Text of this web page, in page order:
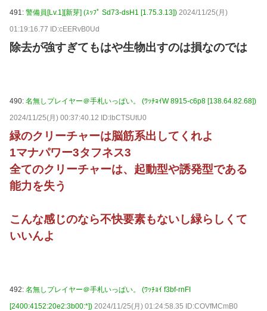
491: 警備員[Lv.1][新芽] (ｽｯﾌﾟ Sd73-dsH1 [1.75.3.13]) 2024/11/25(月)
01:19:16.77 ID:cEERvB0Ud
除去が強すぎてもはや生物出すのは損なのでは
490: 名無しプレイヤー＠手札いっぱい。 (ﾜｯﾁｮｲW 8915-c6p8 [138.64.82.68])
2024/11/25(月) 00:37:40.12 ID:lbCTSUtU0
緑のクリーチャーは脳筋系出してくれよ
1マナパワー3タフネス3
全てのクリーチャーは、起動型や誘発型である
能力を失う
こんな感じのなら不快要素もないし緑らしくて
いいんよ
492: 名無しプレイヤー＠手札いっぱい。 (ﾜｯﾁｮｲ f3bf-rnFI
[2400:4152:20e2:3b00:*]) 2024/11/25(月) 01:24:58.35 ID:COVfMCmB0